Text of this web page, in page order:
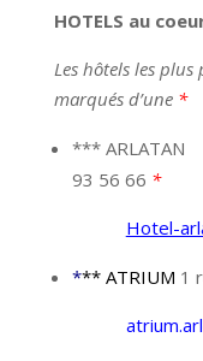
HOTELS au
Les hôtels les
marqués d’une *
***
93 56 66 *
Hotel-
*** ATRIUM 1